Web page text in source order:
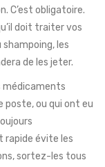
C’est obligatoire.
doit traiter vos
les
de les jeter.
médicaments
poste, ou qui ont eu
rapide évite les
sortez-les tous